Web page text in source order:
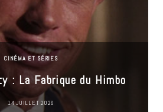
CINÉMA ET SÉRIES
: La Fabrique du Himbo
14 JUILLET 2026